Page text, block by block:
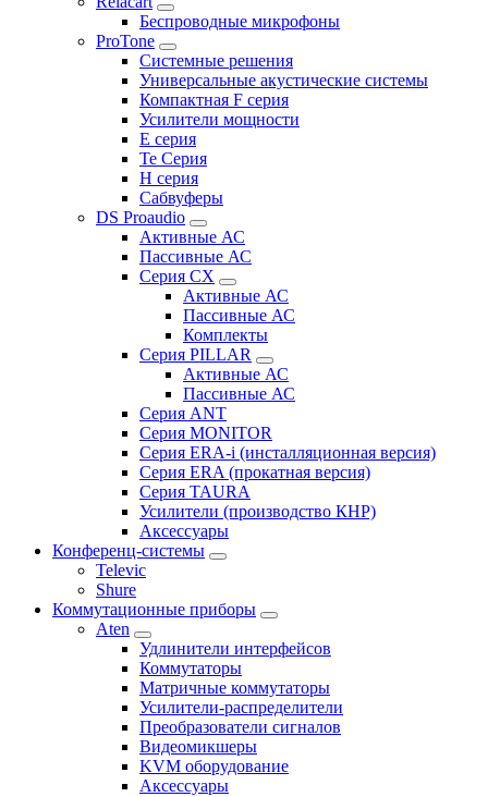
Беспроводные микрофоны
ProTone
Системные решения
Универсальные акустические системы
Компактная F серия
Усилители мощности
E серия
Te Серия
H серия
Сабвуферы
DS Proaudio
Активные АС
Пассивные АС
Серия CX
Активные АС
Пассивные АС
Комплекты
Серия PILLAR
Активные АС
Пассивные АС
Серия ANT
Серия MONITOR
Серия ERA-i (инсталляционная версия)
Серия ERA (прокатная версия)
Серия TAURA
Усилители (производство КНР)
Аксессуары
Конференц-системы
Televic
Shure
Коммутационные приборы
Aten
Удлинители интерфейсов
Коммутаторы
Матричные коммутаторы
Усилители-распределители
Преобразователи сигналов
Видеомикшеры
KVM оборудование
Аксессуары